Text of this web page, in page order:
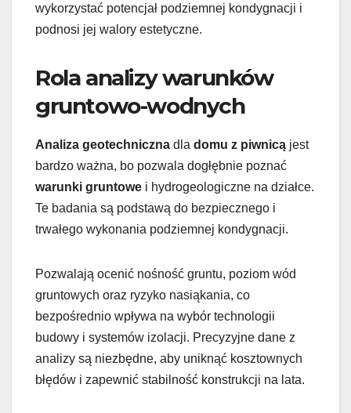
wykorzystać potencjał podziemnej kondygnacji i
podnosi jej walory estetyczne.
Rola analizy warunków
gruntowo-wodnych
Analiza geotechniczna dla domu z piwnicą jest
bardzo ważna, bo pozwala dogłębnie poznać
warunki gruntowe i hydrogeologiczne na działce.
Te badania są podstawą do bezpiecznego i
trwałego wykonania podziemnej kondygnacji.
Pozwalają ocenić nośność gruntu, poziom wód
gruntowych oraz ryzyko nasiąkania, co
bezpośrednio wpływa na wybór technologii
budowy i systemów izolacji. Precyzyjne dane z
analizy są niezbędne, aby uniknąć kosztownych
błędów i zapewnić stabilność konstrukcji na lata.